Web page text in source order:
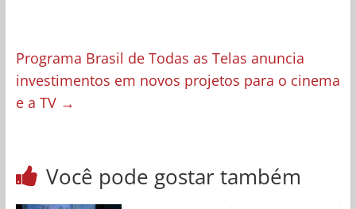
Programa Brasil de Todas as Telas anuncia
investimentos em novos projetos para o cinema
e a TV →
Você pode gostar também